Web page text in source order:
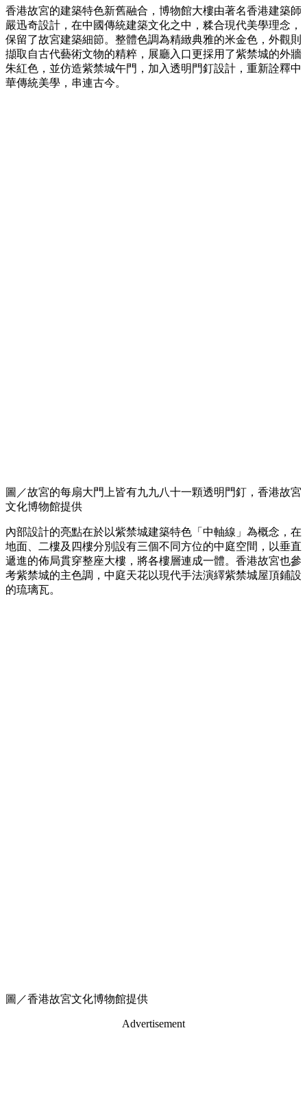
香港故宮的建築特色新舊融合，博物館大樓由著名香港建築師
嚴迅奇設計，在中國傳統建築文化之中，糅合現代美學理念，
保留了故宮建築細節。整體色調為精緻典雅的米金色，外觀則
擷取自古代藝術文物的精粹，展廳入口更採用了紫禁城的外牆
朱紅色，並仿造紫禁城午門，加入透明門釘設計，重新詮釋中
華傳統美學，串連古今。
圖／故宮的每扇大門上皆有九九八十一顆透明門釘，香港故宮
文化博物館提供
內部設計的亮點在於以紫禁城建築特色「中軸線」為概念，在
地面、二樓及四樓分別設有三個不同方位的中庭空間，以垂直
遞進的佈局貫穿整座大樓，將各樓層連成一體。香港故宮也參
考紫禁城的主色調，中庭天花以現代手法演繹紫禁城屋頂鋪設
的琉璃瓦。
圖／香港故宮文化博物館提供
Advertisement